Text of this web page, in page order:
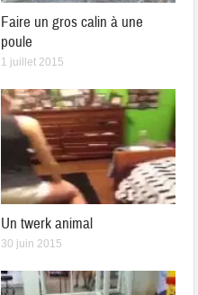
Faire un gros calin à une
poule
1 juillet 2015
Un twerk animal
30 juin 2015